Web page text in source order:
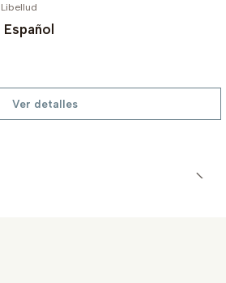
Libellud
Ver detalles